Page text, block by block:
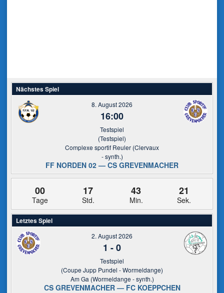
Nächstes Spiel
8. August 2026
16:00
Testspiel
(Testspiel)
Complexe sportif Reuler (Clervaux
- synth.)
FF NORDEN 02 — CS GREVENMACHER
00
Tage
17
Std.
43
Min.
20
Sek.
Letztes Spiel
2. August 2026
1 -0
Testspiel
(Coupe Jupp Pundel - Wormeldange)
Am Ga (Wormeldange - synth.)
CS GREVENMACHER — FC KOEPPCHEN